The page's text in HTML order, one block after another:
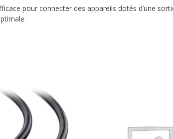
pour connecter des appareils dotés d’une